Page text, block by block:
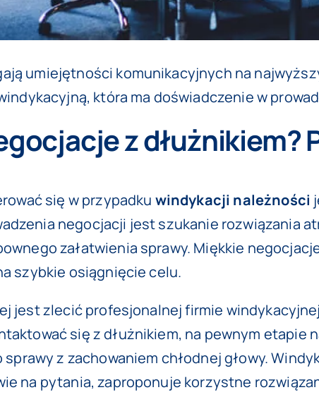
umiejętności komunikacyjnych na
która ma doświadczenie w
z dłużnikiem?
się w przypadku windykacji należności
negocjacji jest szukanie rozwiązania
załatwienia sprawy. Miękkie
szybkie osiągnięcie celu.
jest zlecić profesjonalnej firmie
się z dłużnikiem, na pewnym
z zachowaniem chłodnej głowy.
na pytania, zaproponuje korzystne